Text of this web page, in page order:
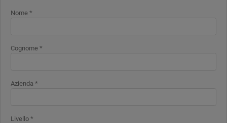
Nome *
Cognome *
Azienda *
Livello *